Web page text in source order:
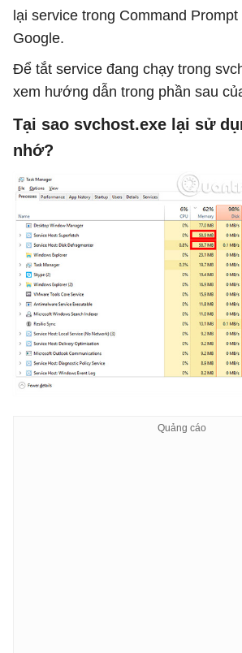
lại service trong Command
Google.
Để tắt service đang chạy trong
xem hướng dẫn trong phần sau
Tại sao svchost.exe lại sử
nhớ?